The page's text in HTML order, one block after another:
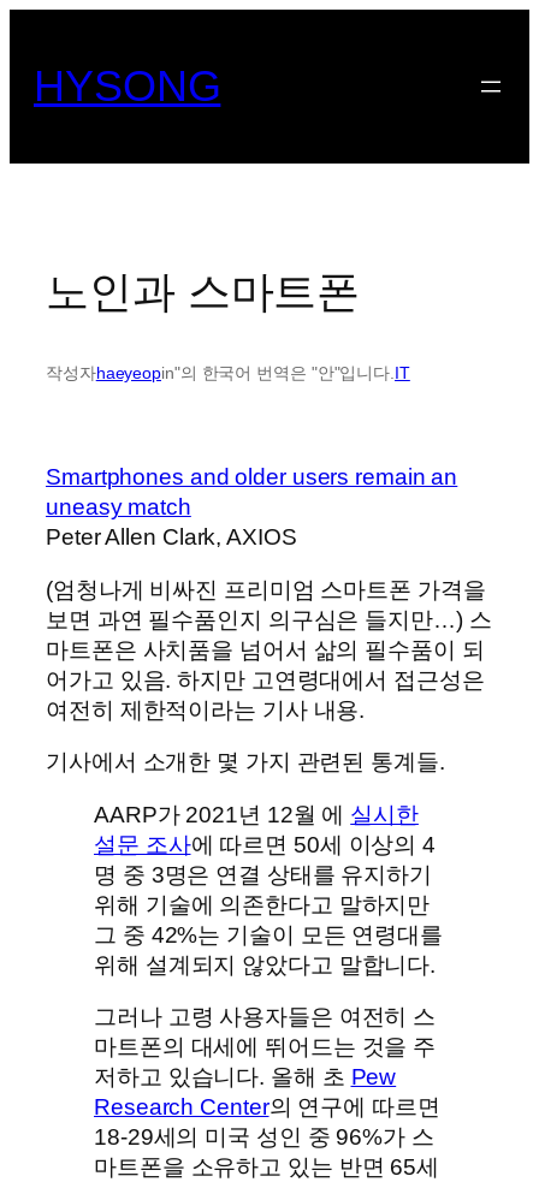
HYSONG
노인과 스마트폰
작성자haeyeopin"의 한국어 번역은 "안"입니다.IT
Smartphones and older users remain an
uneasy match
Peter Allen Clark, AXIOS
(엄청나게 비싸진 프리미엄 스마트폰 가격을
보면 과연 필수품인지 의구심은 들지만…) 스
마트폰은 사치품을 넘어서 삶의 필수품이 되
어가고 있음. 하지만 고연령대에서 접근성은
여전히 제한적이라는 기사 내용.
기사에서 소개한 몇 가지 관련된 통계들.
AARP가 2021년 12월 에 실시한
설문 조사에 따르면 50세 이상의 4
명 중 3명은 연결 상태를 유지하기
위해 기술에 의존한다고 말하지만
그 중 42%는 기술이 모든 연령대를
위해 설계되지 않았다고 말합니다.
그러나 고령 사용자들은 여전히 ​​스
마트폰의 대세에 뛰어드는 것을 주
저하고 있습니다. 올해 초 Pew
Research Center의 연구에 따르면
18-29세의 미국 성인 중 96%가 스
마트폰을 소유하고 있는 반면 65세